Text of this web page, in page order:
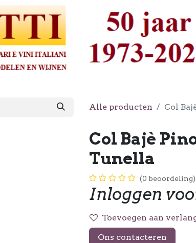
Alle producten Col
Col Bajè
Tunella
(0 beoordeling)
Inloggen
Toevoegen aan
Ons contacteren